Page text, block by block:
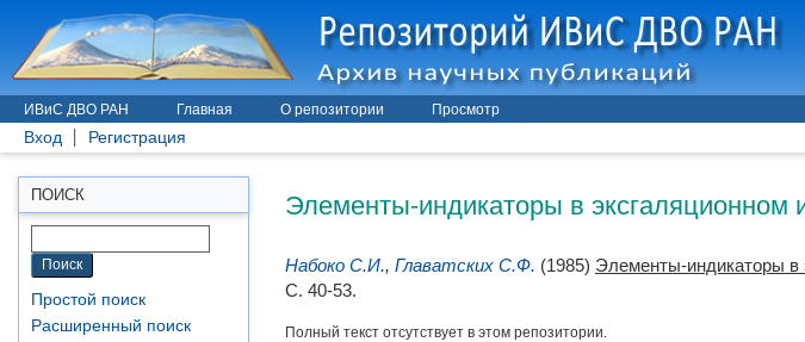
ИВиС ДВО РАН Главная О репозитории Просмотр
Вход Регистрация
ПОИСК
Простой поиск
Расширенный поиск
Элементы-индикаторы в эксгаляционном
Набоко С.И., Главатских С.Ф. (1985) Элементы-индикаторы в
С. 40-53.
Полный текст отсутствует в этом репозитории.